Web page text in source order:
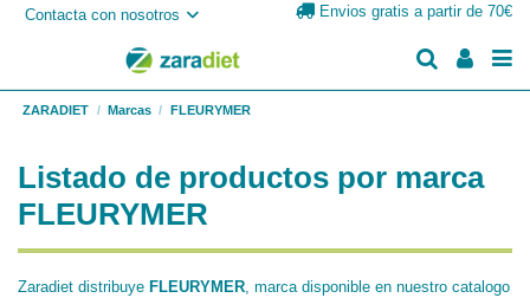
Contacta con nosotros Envios gratis a partir de 70€
ZARADIET Marcas FLEURYMER
Listado de productos por marca
FLEURYMER
Zaradiet distribuye FLEURYMER, marca disponible en nuestro catalogo